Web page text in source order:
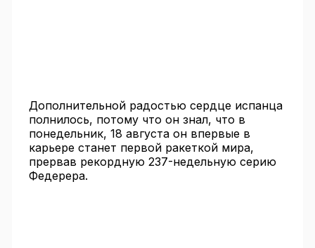
Дополнительной радостью сердце испанца
полнилось, потому что он знал, что в
понедельник, 18 августа он впервые в
карьере станет первой ракеткой мира,
прервав рекордную 237-недельную серию
Федерера.